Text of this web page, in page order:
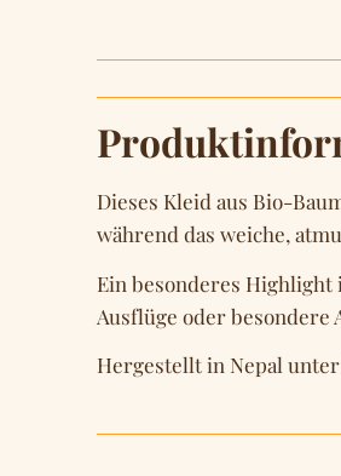
Dieses Kleid aus Bio-
während das weiche,
Ein besonderes
Ausflüge oder besondere
Hergestellt in Nepal